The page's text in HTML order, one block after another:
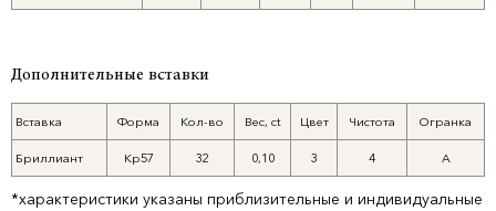
Дополнительные вставки
Вставка Форма Кол-во Вес, ct Цвет Чистота Огранка
Бриллиант Кр57 32 0,10 3 4 А
*характеристики указаны приблизительные и индивидуальные